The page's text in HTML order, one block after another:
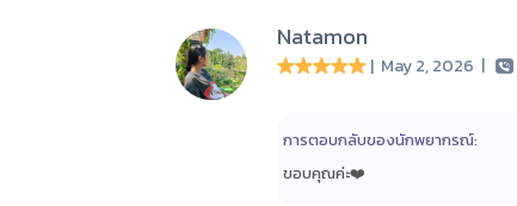
Natamon
| May 2, 2026 |
การตอบกลับของนักพยากรณ์:
ขอบคุณค่ะ❤️